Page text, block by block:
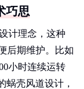
巧思
计理念，这种
后期维护。比如
小时连续运转
蜗壳风道设计，